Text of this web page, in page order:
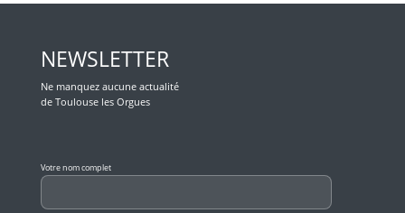
NEWSLETTER
Ne manquez aucune actualité
de Toulouse les Orgues
Votre nom complet